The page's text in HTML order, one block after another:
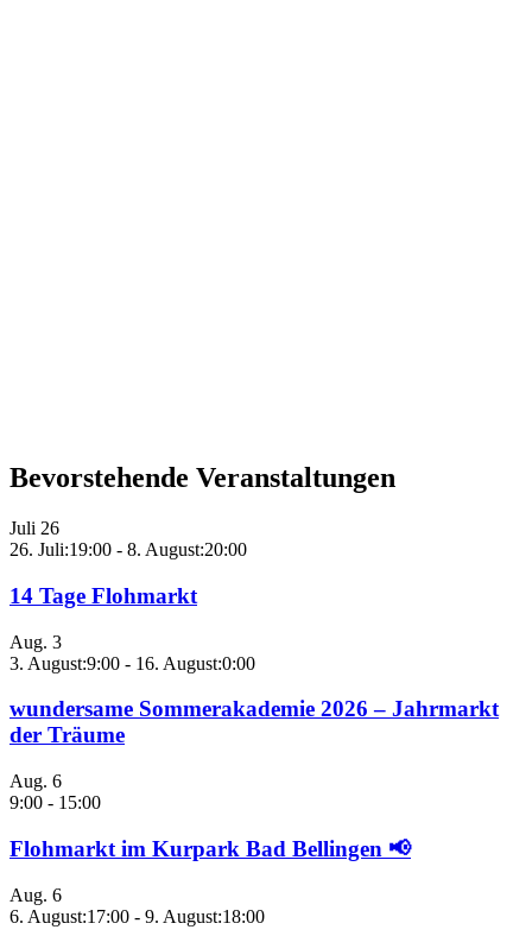
Bevorstehende Veranstaltungen
Juli 26
26. Juli:19:00 - 8. August:20:00
14 Tage Flohmarkt
Aug. 3
3. August:9:00 - 16. August:0:00
wundersame Sommerakademie 2026 – Jahrmarkt
der Träume
Aug. 6
9:00 - 15:00
Flohmarkt im Kurpark Bad Bellingen 📢
Aug. 6
6. August:17:00 - 9. August:18:00